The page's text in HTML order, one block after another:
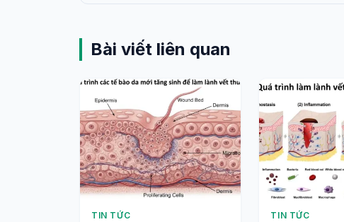
Bài viết liên quan
TIN TỨC TIN TỨC